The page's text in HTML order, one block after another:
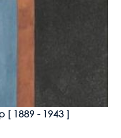
[ 1889 - 1943]